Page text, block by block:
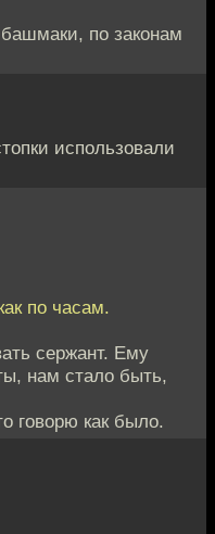
по законам
использовали
по часам.
сержант. Ему
нам стало быть,
говорю как было.